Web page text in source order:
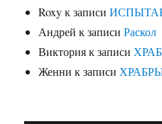
Roxyк записи
Андрей к записиРаскол
Викторияк записи
Женни к записи